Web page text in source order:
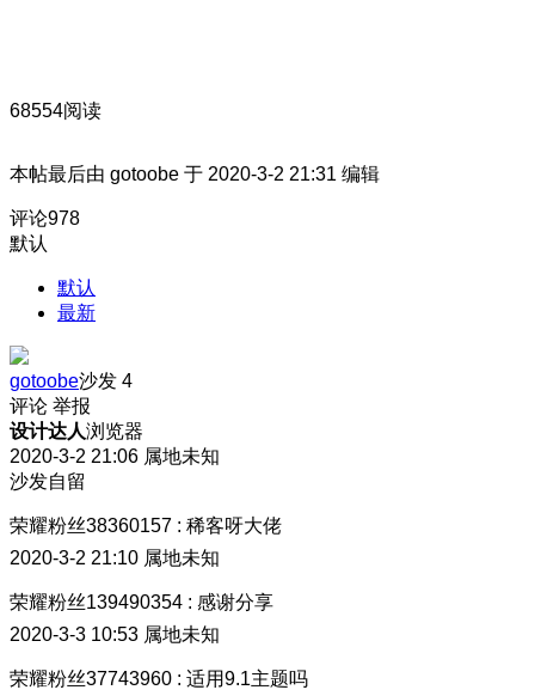
68554阅读
本帖最后由 gotoobe 于 2020-3-2 21:31 编辑
评论978
默认
默认
最新
gotoobe沙发 4
评论 举报
设计达人浏览器
2020-3-2 21:06 属地未知
沙发自留
荣耀粉丝38360157 : 稀客呀大佬
2020-3-2 21:10 属地未知
荣耀粉丝139490354 : 感谢分享
2020-3-3 10:53 属地未知
荣耀粉丝37743960 : 适用9.1主题吗